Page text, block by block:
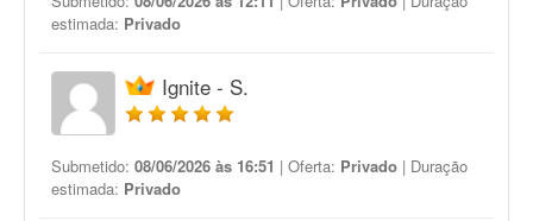
estimada: Privado
Ignite - S.
Submetido: 08/06/2026 às 16:51 | Oferta: Privado | Duração
estimada: Privado